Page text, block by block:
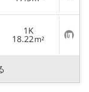
録
気
に
入
り
登
録
1K
18.22m² お
気
に
登